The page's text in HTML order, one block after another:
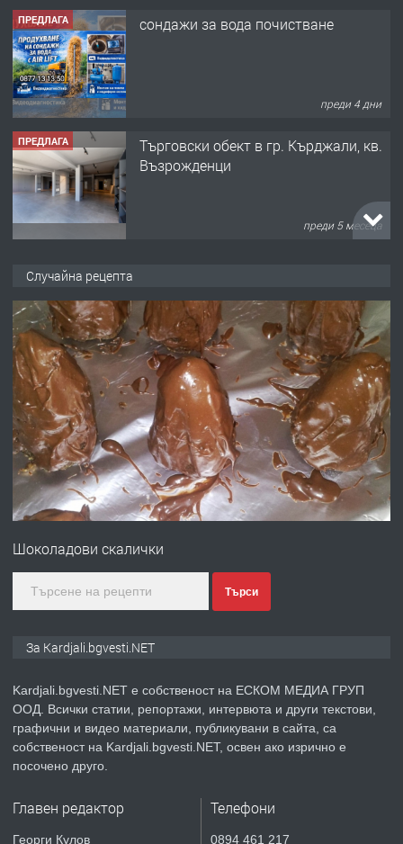
ПРЕДЛАГА сондажи за вода почистване
преди 4 дни
ПРЕДЛАГА
Tърговски обект в гр. Кърджали, кв.
Възрожденци
преди 5 месеца
преди 6 месеца
ПРЕДЛАГА
Заведение /ресторант, бистро/ в с.
Чакаларово, община Кирково
преди 7 месеца
ПРЕДЛАГА
Гараж под наем в супер център
на язовир Студен кладенец 331м2 |
преди 1 година
ПРЕДЛАГА
Курс
Случайна рецепта
Шоколадови скалички
Търси
За Kardjali.bgvesti.NET
Kardjali.bgvesti.NET е собственост на ЕСКОМ МЕДИА ГРУП
ООД. Всички статии, репортажи, интервюта и други текстови,
графични и видео материали, публикувани в сайта, са
собственост на Kardjali.bgvesti.NET, освен ако изрично е
посочено друго.
Главен редактор
Георги Кулов
Телефони
0894 461 217